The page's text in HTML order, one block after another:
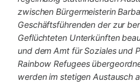
zwischen Bürgermeisterin
Geschäftsführenden der zur
Geflüchteten Unterkünften
und dem Amt für Soziales und
Rainbow Refugees
werden im stetigen Austausch